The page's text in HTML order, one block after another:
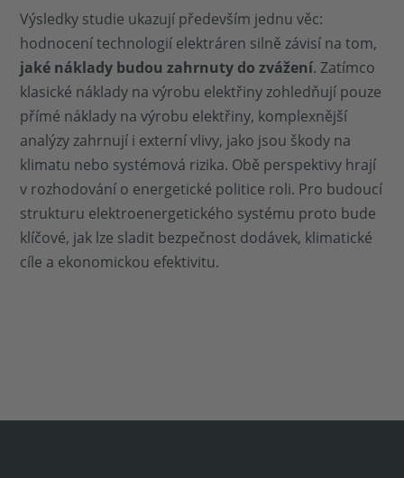
Výsledky studie ukazují především jednu věc:
hodnocení technologií elektráren silně závisí na tom,
jaké náklady budou zahrnuty do zvážení. Zatímco
klasické náklady na výrobu elektřiny zohledňují pouze
přímé náklady na výrobu elektřiny, komplexnější
analýzy zahrnují i externí vlivy, jako jsou škody na
klimatu nebo systémová rizika. Obě perspektivy hrají
v rozhodování o energetické politice roli. Pro budoucí
strukturu elektroenergetického systému proto bude
klíčové, jak lze sladit bezpečnost dodávek, klimatické
cíle a ekonomickou efektivitu.